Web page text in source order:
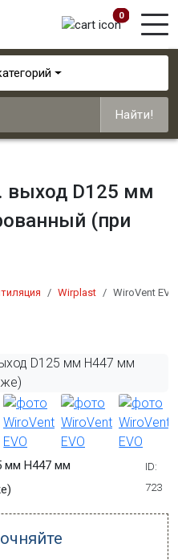
0
Найти!
выход D125 мм
(при
Wirplast WiroVent
мм Н447 мм
ID:
723